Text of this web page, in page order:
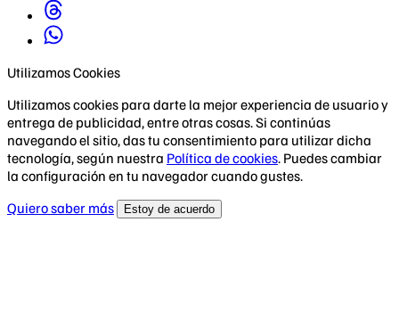
Utilizamos Cookies
Utilizamos cookies para darte la mejor experiencia de usuario y
entrega de publicidad, entre otras cosas. Si continúas
navegando el sitio, das tu consentimiento para utilizar dicha
tecnología, según nuestra Política de cookies. Puedes cambiar
la configuración en tu navegador cuando gustes.
Quiero saber más
Estoy de acuerdo